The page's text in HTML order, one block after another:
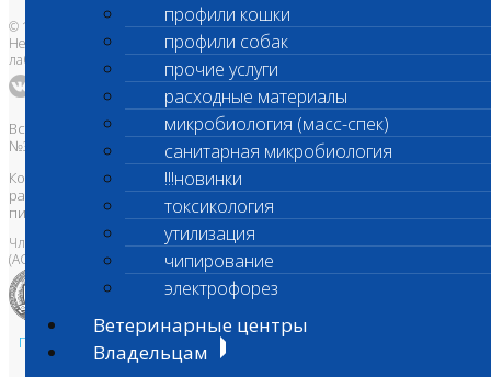
профили кошки
профили собак
прочие услуги
расходные материалы
микробиология (масс-спек)
санитарная микробиология
!!!новинки
токсикология
утилизация
чипирование
электрофорез
Ветеринарные центры
Владельцам
© 1996-2026
Независимая ветеринарная
лаборатория Шанс Био
Все права защищены и охраняются законом. Товарный знак
№395740 от 2008 г. ООО "ШАНС БИО"
Копирование, тиражирование, а также использование материалов,
размещенных на сайтеwww.vetlab.ruвозможно только с
письменного разрешения Правообладателя
Член Национальной ветеринарной палаты
(АСРО НВП)
Политика в области персональных данных и конфиденциальности
Пользовательское соглашение